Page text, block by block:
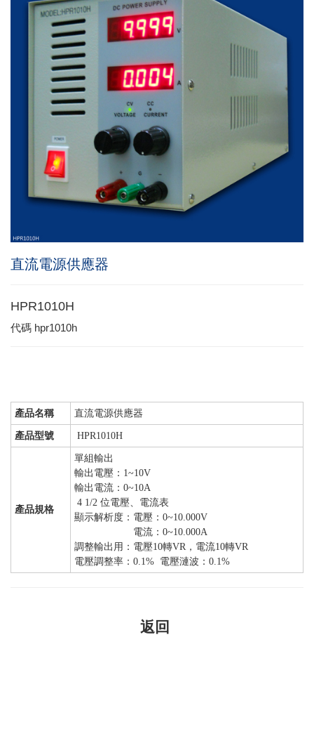
直流電源供應器
HPR1010H
代碼 hpr1010h
產品名稱 直流電源供應器
產品型號 HPR1010H
產品規格
單組輸出
輸出電壓：1~10V
輸出電流：0~10A
4 1/2 位電壓、電流表
顯示解析度：電壓：0~10.000V
電流：0~10.000A
調整輸出用：電壓10轉VR，電流10轉VR
電壓調整率：0.1% 電壓漣波：0.1%